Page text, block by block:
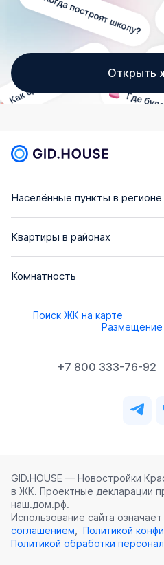
Открыть
Населённые пункты в регионе
Квартиры в районах
Комнатность
Поиск ЖК на карте
Размещение
+7 800 333-76-92
GID.HOUSE — Новостройки
в ЖК. Проектные декларации
наш.дом.рф.
Использование сайта означает
соглашением
Политикой
Политикой обработки